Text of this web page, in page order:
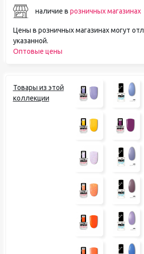
наличие в розничных магазинах
Цены в розничных магазинах могут
указанной.
Оптовые цены
Товары из этой
коллекции